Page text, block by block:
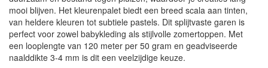
mooi blijven. Het kleurenpalet biedt een breed scala aan tinten,
van heldere kleuren tot subtiele pastels. Dit splijtvaste garen is
perfect voor zowel babykleding als stijlvolle zomertoppen. Met
een looplengte van 120 meter per 50 gram en geadviseerde
naalddikte 3-4 mm is dit een veelzijdige keuze.